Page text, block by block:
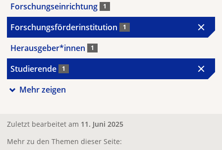
Forschungseinrichtung 1
Forschungsförderinstitution 1
Herausgeber*innen 1
Studierende 1
Mehr zeigen
Zuletzt bearbeitet am 11. Juni 2025
Mehr zu den Themen dieser Seite: